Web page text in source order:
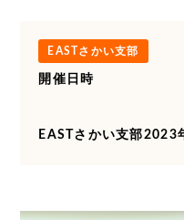
EASTさかい支部
開催日時
EASTさかい支部2023